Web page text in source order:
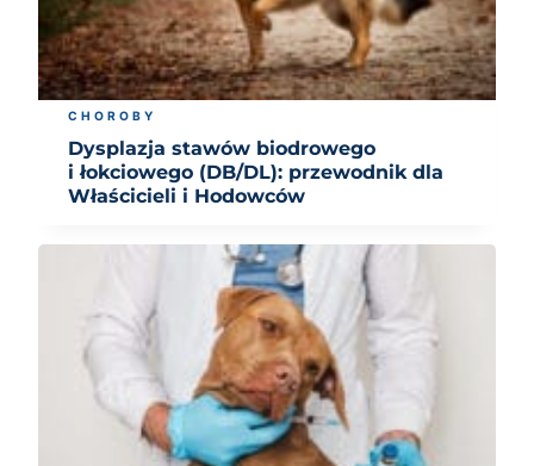
CHOROBY
Dysplazja stawów biodrowego
i łokciowego (DB/DL): przewodnik dla
Właścicieli i Hodowców